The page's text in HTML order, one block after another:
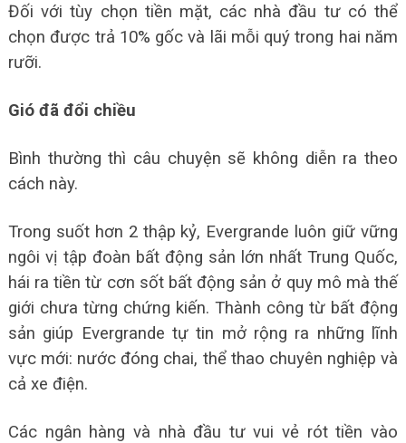
Đối với tùy chọn tiền mặt, các nhà đầu tư có thể
chọn được trả 10% gốc và lãi mỗi quý trong hai năm
rưỡi.
Gió đã đổi chiều
Bình thường thì câu chuyện sẽ không diễn ra theo
cách này.
Trong suốt hơn 2 thập kỷ, Evergrande luôn giữ vững
ngôi vị tập đoàn bất động sản lớn nhất Trung Quốc,
hái ra tiền từ cơn sốt bất động sản ở quy mô mà thế
giới chưa từng chứng kiến. Thành công từ bất động
sản giúp Evergrande tự tin mở rộng ra những lĩnh
vực mới: nước đóng chai, thể thao chuyên nghiệp và
cả xe điện.
Các ngân hàng và nhà đầu tư vui vẻ rót tiền vào